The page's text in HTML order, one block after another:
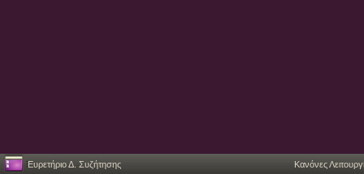
Ευρετήριο Δ. Συζήτησης Κανόνες